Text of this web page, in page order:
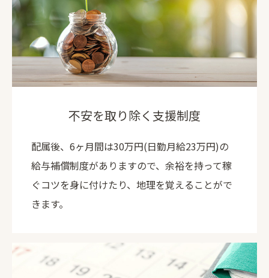
不安を取り除く支援制度
配属後、6ヶ月間は30万円(日勤月給23万円)の
給与補償制度がありますので、余裕を持って稼
ぐコツを身に付けたり、地理を覚えることがで
きます。